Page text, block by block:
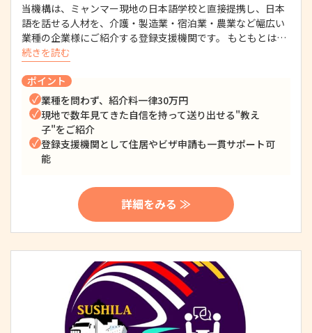
当機構は、ミャンマー現地の日本語学校と直接提携し、日本
語を話せる人材を、介護・製造業・宿泊業・農業など幅広い
業種の企業様にご紹介する登録支援機関です。 もともとは…
続きを読む
ポイント
業種を問わず、紹介料一律30万円
現地で数年見てきた自信を持って送り出せる"教え
子"をご紹介
登録支援機関として住居やビザ申請も一貫サポート可
能
詳細をみる ≫